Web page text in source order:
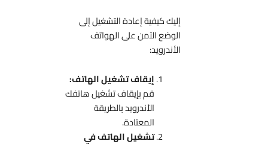
إليك كيفية إعادة التشغيل إلى
الوضع الآمن على الهواتف
الأندرويد:
إيقاف تشغيل الهاتف:
قم بإيقاف تشغيل هاتفك
الأندرويد بالطريقة
المعتادة.
تشغيل الهاتف في